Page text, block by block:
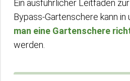
Ein ausführlicher Leitfaden
Bypass-Gartenschere kann in
man eine Gartenschere
werden.